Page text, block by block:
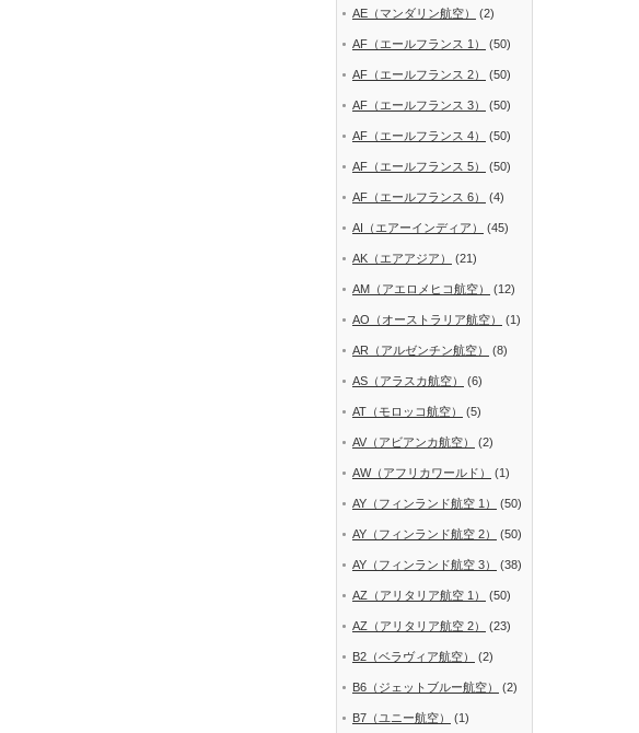
AE（マンダリン航空） (2)
AF（エールフランス 1） (50)
AF（エールフランス 2） (50)
AF（エールフランス 3） (50)
AF（エールフランス 4） (50)
AF（エールフランス 5） (50)
AF（エールフランス 6） (4)
AI（エアーインディア） (45)
AK（エアアジア） (21)
AM（アエロメヒコ航空） (12)
AO（オーストラリア航空） (1)
AR（アルゼンチン航空） (8)
AS（アラスカ航空） (6)
AT（モロッコ航空） (5)
AV（アビアンカ航空） (2)
AW（アフリカワールド） (1)
AY（フィンランド航空 1） (50)
AY（フィンランド航空 2） (50)
AY（フィンランド航空 3） (38)
AZ（アリタリア航空 1） (50)
AZ（アリタリア航空 2） (23)
B2（ベラヴィア航空） (2)
B6（ジェットブルー航空） (2)
B7（ユニー航空） (1)